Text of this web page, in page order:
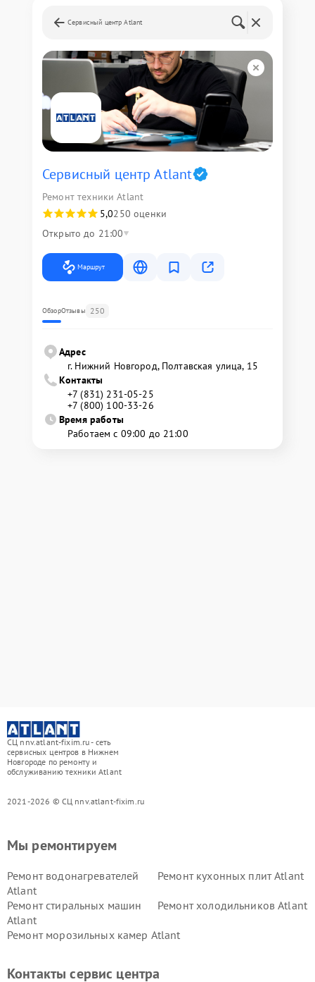
Сервисный центр Atlant
Сервисный центр Atlant
Ремонт техники Atlant
5,0250 оценки
Открыто до 21:00
Маршрут
ОбзорОтзывы 250
Адрес
г. Нижний Новгород, Полтавская улица, 15
Контакты
+7 (831) 231-05-25
+7 (800) 100-33-26
Время работы
Работаем с 09:00 до 21:00
СЦ nnv.atlant-fixim.ru - сеть
сервисных центров в Нижнем
Новгороде по ремонту и
обслуживанию техники Atlant
2021-2026 © СЦ nnv.atlant-fixim.ru
Мы ремонтируем
Ремонт водонагревателей
Atlant
Ремонт кухонных плит Atlant
Ремонт стиральных машин
Atlant
Ремонт холодильников Atlant
Ремонт морозильных камер Atlant
Контакты сервис центра